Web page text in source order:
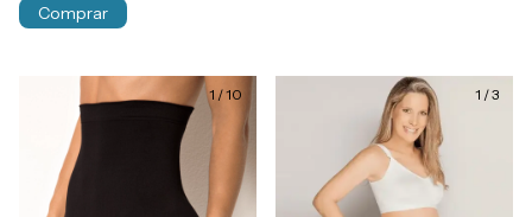
Comprar
1 /10 1 /3